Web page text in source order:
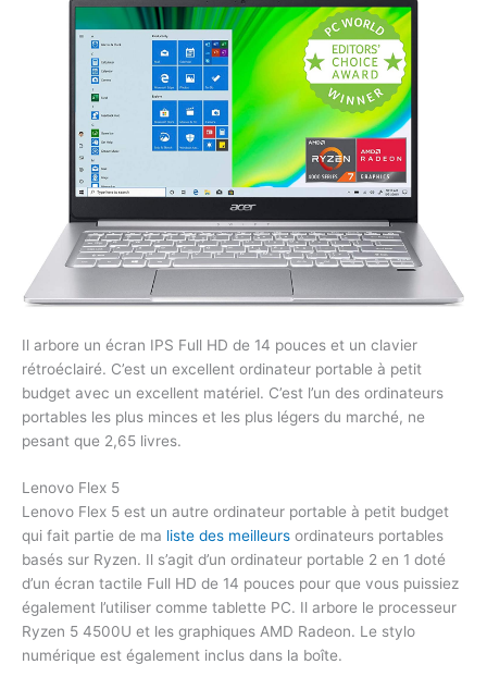
Il arbore un écran IPS Full HD de 14 pouces et un clavier
rétroéclairé. C’est un excellent ordinateur portable à petit
budget avec un excellent matériel. C’est l’un des ordinateurs
portables les plus minces et les plus légers du marché, ne
pesant que 2,65 livres.
Lenovo Flex 5
Lenovo Flex 5 est un autre ordinateur portable à petit budget
qui fait partie de ma liste des meilleurs ordinateurs portables
basés sur Ryzen. Il s’agit d’un ordinateur portable 2 en 1 doté
d’un écran tactile Full HD de 14 pouces pour que vous puissiez
également l’utiliser comme tablette PC. Il arbore le processeur
Ryzen 5 4500U et les graphiques AMD Radeon. Le stylo
numérique est également inclus dans la boîte.